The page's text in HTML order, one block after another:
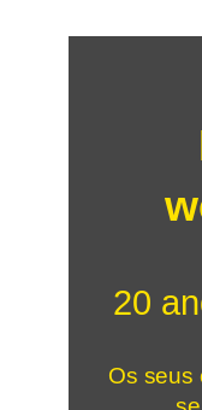
20
Os seus